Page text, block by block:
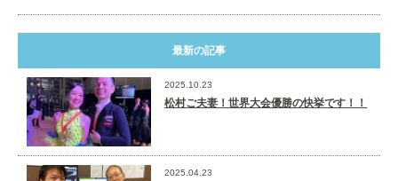
最新の記事
2025.10.23
松村ご夫妻！世界大会優勝の快挙です！！
2025.04.23